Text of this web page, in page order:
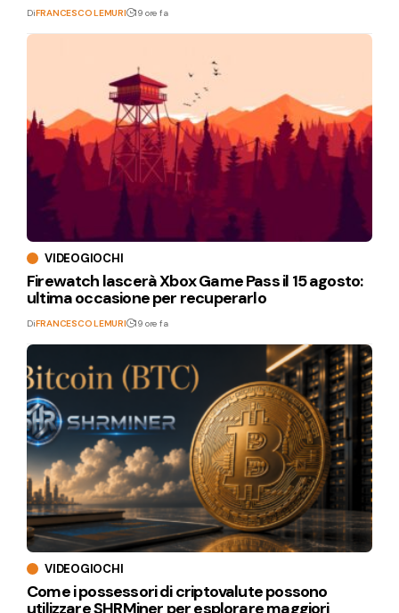
DiFRANCESCO LEMURI 19 ore fa
VIDEOGIOCHI
Firewatch lascerà Xbox Game Pass il 15 agosto:
ultima occasione per recuperarlo
DiFRANCESCO LEMURI 19 ore fa
VIDEOGIOCHI
Come i possessori di criptovalute possono
utilizzare SHRMiner per esplorare maggiori